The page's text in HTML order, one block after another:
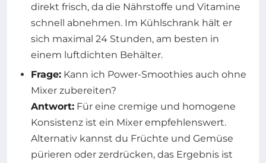
direkt frisch, da die Nährstoffe und Vitamine
schnell abnehmen. Im Kühlschrank hält er
sich maximal 24 Stunden, am besten in
einem luftdichten Behälter.
Frage: Kann ich Power-Smoothies auch ohne
Mixer zubereiten?
Antwort: Für eine cremige und homogene
Konsistenz ist ein Mixer empfehlenswert.
Alternativ kannst du Früchte und Gemüse
pürieren oder zerdrücken, das Ergebnis ist